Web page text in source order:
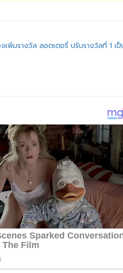
พิ่มรางวัล ลอตเตอรี่ ปรับรางวัลที่ 1 เ